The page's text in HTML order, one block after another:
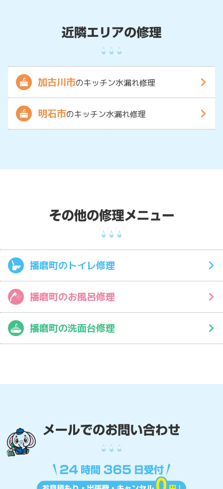
加古川市のキッチン水漏れ修理
明石市のキッチン水漏れ修理
播磨町のトイレ修理
播磨町のお風呂修理
播磨町の洗面台修理